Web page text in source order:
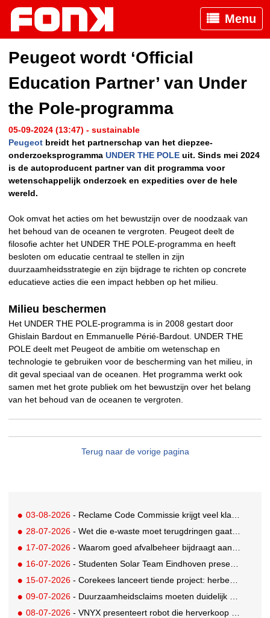
Menu
Peugeot wordt ‘Official
Education Partner’ van Under
the Pole-programma
05-09-2024 (13:47) - sustainable
Peugeot breidt het partnerschap van het diepzee-
onderzoeksprogramma UNDER THE POLE uit. Sinds mei 2024
is de autoproducent partner van dit programma voor
wetenschappelijk onderzoek en expedities over de hele
wereld.
Ook omvat het acties om het bewustzijn over de noodzaak van
het behoud van de oceanen te vergroten. Peugeot deelt de
filosofie achter het UNDER THE POLE-programma en heeft
besloten om educatie centraal te stellen in zijn
duurzaamheidsstrategie en zijn bijdrage te richten op concrete
educatieve acties die een impact hebben op het milieu.
Milieu beschermen
Het UNDER THE POLE-programma is in 2008 gestart door
Ghislain Bardout en Emmanuelle Périé-Bardout. UNDER THE
POLE deelt met Peugeot de ambitie om wetenschap en
technologie te gebruiken voor de bescherming van het milieu, in
dit geval speciaal van de oceanen. Het programma werkt ook
samen met het grote publiek om het bewustzijn over het belang
van het behoud van de oceanen te vergroten.
Terug naar de vorige pagina
03-08-2026 - Reclame Code Commissie krijgt veel klachten over duurzaamheidsclaims
28-07-2026 - Wet die e-waste moet terugdringen gaat in, maar veel Nederlanders hebben er nog nooit van gehoord
17-07-2026 - Waarom goed afvalbeheer bijdraagt aan een professionelere bedrijfsvoering
16-07-2026 - Studenten Solar Team Eindhoven presenteren 's werelds eerste zonne-ambulance
15-07-2026 - Corekees lanceert tiende project: herbebossing met koffie
09-07-2026 - Duurzaamheidsclaims moeten duidelijk en controleerbaar zijn vanaf 27 september
08-07-2026 - VNYX presenteert robot die herverkoop van kleding vergemakkelijkt